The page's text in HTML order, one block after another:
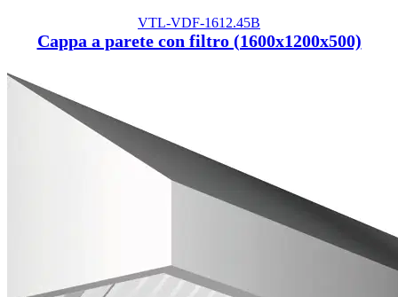
VTL-VDF-1612.45B
Cappa a parete con filtro (1600x1200x500)